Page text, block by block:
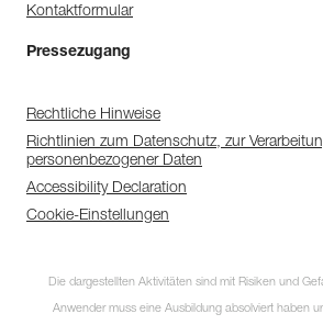
Kontaktformular
Pressezugang
Rechtliche Hinweise
Richtlinien zum Datenschutz, zur
personenbezogener Daten
Accessibility Declaration
Cookie-Einstellungen
Die dargestellten Aktivitäten sind mit Risiken und
Anwender muss eine Ausbildung absolviert haben